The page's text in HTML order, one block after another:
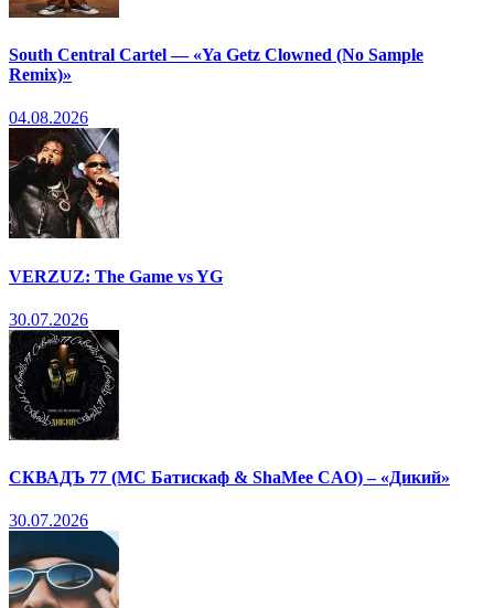
South Central Cartel — «Ya Getz Clowned (No Sample
Remix)»
04.08.2026
VERZUZ: The Game vs YG
30.07.2026
СКВАДЪ 77 (МС Батискаф & ShaMee CAO) – «Дикий»
30.07.2026